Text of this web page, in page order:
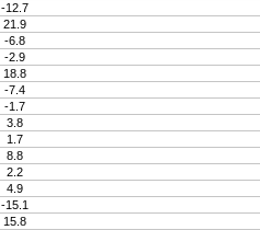
-12.7
21.9
-6.8
-2.9
18.8
-7.4
-1.7
3.8
1.7
8.8
2.2
4.9
-15.1
15.8